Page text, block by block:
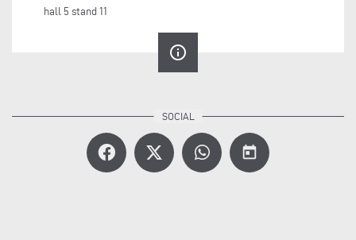
hall 5 stand 11
info_outline
today